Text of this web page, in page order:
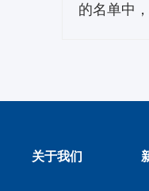
的名单中
关于我们